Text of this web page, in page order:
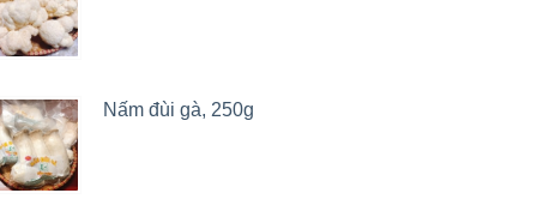
Nấm đùi gà, 250g